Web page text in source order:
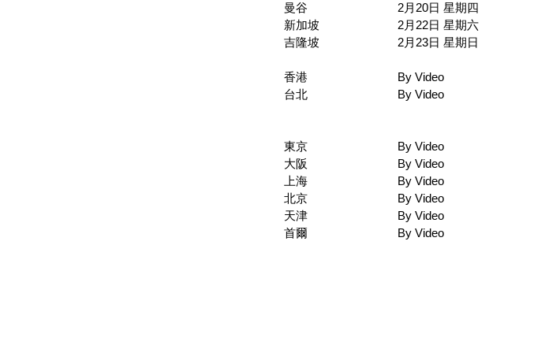
曼谷
新加坡
吉隆坡
香港​
台北
東京
大阪
上海
北京
​天津
首爾
2月20日 星期四
2月22日 星期六
2月23日 星期日
By Video
By Video
By Video
By Video
By Video
By Video
By Video
By Video